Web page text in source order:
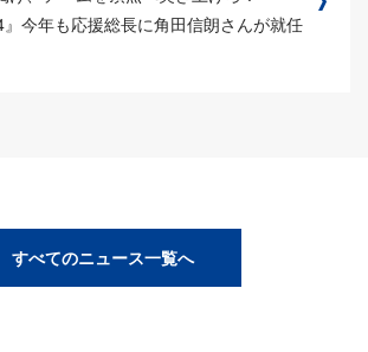
』今年も応援総長に角田信朗さんが就任
すべてのニュース一覧へ